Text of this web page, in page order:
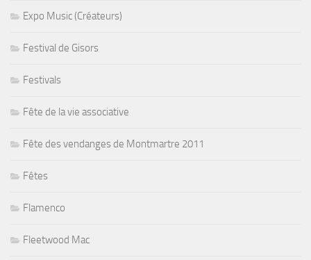
Expo Music (Créateurs)
Festival de Gisors
Festivals
Fête de la vie associative
Fête des vendanges de Montmartre 2011
Fêtes
Flamenco
Fleetwood Mac